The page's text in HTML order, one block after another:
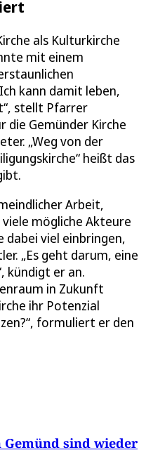
als Kulturkirche
mit einem
kann damit leben,
stellt Pfarrer
die Gemünder Kirche
„Weg von der
heißt das
Arbeit,
viele mögliche Akteure
dabei viel einbringen,
„Es geht darum, eine
kündigt er an.
in Zukunft
ihr Potenzial
formuliert er den
Gemünd sind wieder